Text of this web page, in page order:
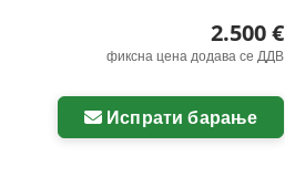
2.500 €
фиксна цена додава се ДДВ
Испрати барање